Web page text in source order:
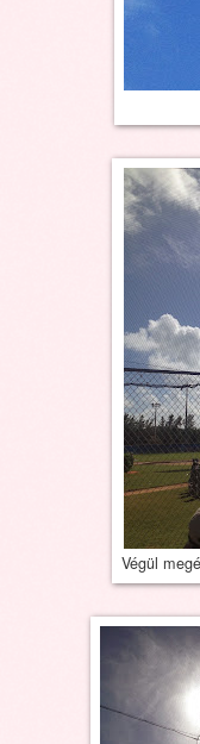
Végül